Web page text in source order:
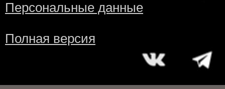
Персональные данные
Полная версия